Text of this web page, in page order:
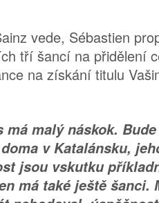
vede, Sébastien
tří šancí na přidělení
na získání titulu
má malý náskok.
v Katalánsku,
jsou vskutku
má také ještě šanci.